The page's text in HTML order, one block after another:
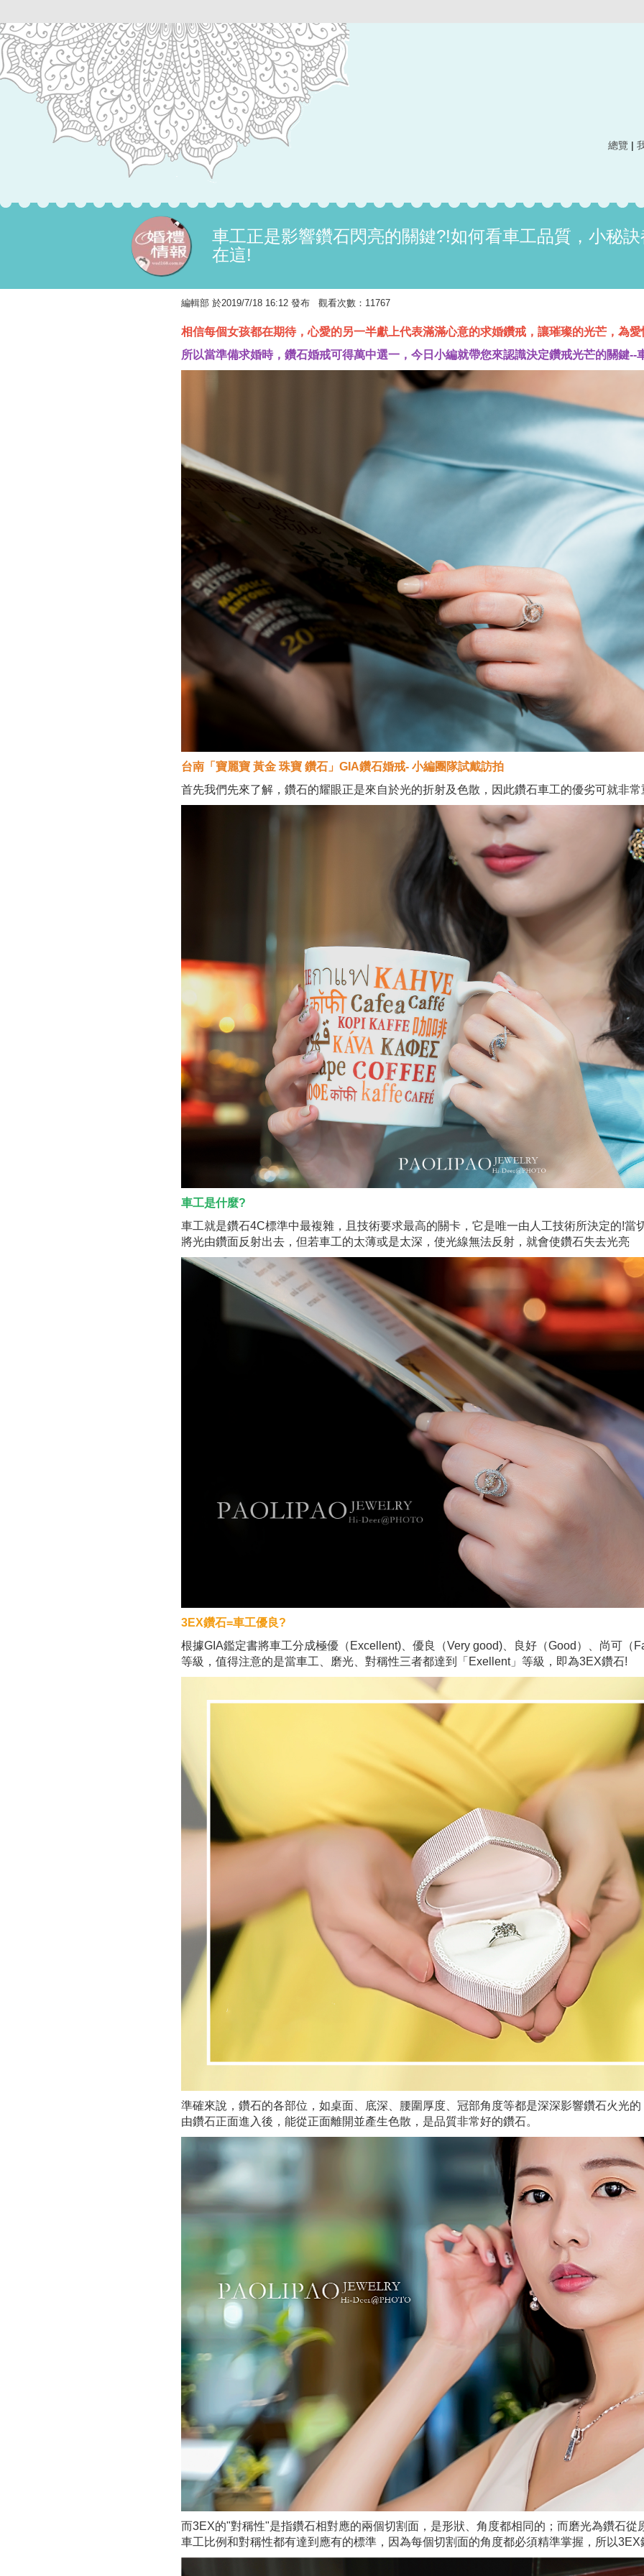
總覽 |
車工正是影響鑽石閃亮的關鍵?!如何看車工品質，小秘
在這!
編輯部 於2019/7/18 16:12 發布 觀看次數：11767
相信每個女孩都在期待，心愛的另一半獻上代表滿滿心意的求婚鑽戒，讓璀璨的光芒，為
所以當準備求婚時，鑽石婚戒可得萬中選一，今日小編就帶您來認識決定鑽戒光芒的關鍵--
台南「寶麗寶 黃金 珠寶 鑽石」GIA鑽石婚戒- 小編團隊試戴訪拍
首先我們先來了解，鑽石的耀眼正是來自於光的折射及色散，因此鑽石車工的優劣可就非常
車工是什麼?
車工就是鑽石4C標準中最複雜，且技術要求最高的關卡，它是唯一由人工技術所決定的!當
將光由鑽面反射出去，但若車工的太薄或是太深，使光線無法反射，就會使鑽石失去光亮
3EX鑽石=車工優良?
根據GIA鑑定書將車工分成極優（Excellent)、優良（Very good)、良好（Good）、尚可（
等級，值得注意的是當車工、磨光、對稱性三者都達到「Exellent」等級，即為3EX鑽石!
準確來說，鑽石的各部位，如桌面、底深、腰圍厚度、冠部角度等都是深深影響鑽石火光
由鑽石正面進入後，能從正面離開並產生色散，是品質非常好的鑽石。
而3EX的"對稱性"是指鑽石相對應的兩個切割面，是形狀、角度都相同的；而磨光為鑽石從
車工比例和對稱性都有達到應有的標準，因為每個切割面的角度都必須精準掌握，所以